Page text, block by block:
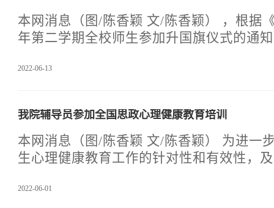
体学生观看2022年8月10日希望工程·健康
水自护教育公益课堂线上直播课。 直播中，工作人员通过讲述
溺水惨痛案例向同学们
本网消息（图/陈香颖 文/陈香颖） ，根据《关于2021-2022学
年第二学期全校师生参加升国旗仪式的通
场举行。学院领导及职能部门和学院负责
以饱满的热情，庄严地护卫五星红旗，当
升起，庄重的国歌响彻整个校园，在场的
崇敬地仰首注视着飘扬的红旗，自豪、激
上，拳拳赤子心，殷殷爱国情，红旗下，
2022-06-13
我院辅导员参加全国思政心理健康教育培训
本网消息（图/陈香颖 文/陈香颖） 为进一步加强现阶段高校学
生心理健康教育工作的针对性和有效性，
成奋发向上的意志品质和积极乐观的阳光
2022-06-01